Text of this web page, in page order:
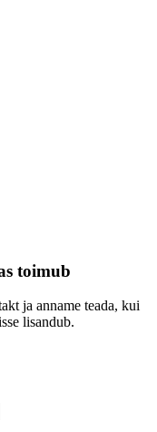
toimub
ja anname teada, kui
lisandub.